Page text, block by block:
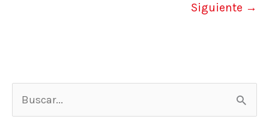
Siguiente →